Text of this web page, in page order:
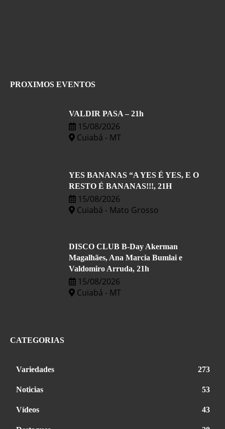
PROXIMOS EVENTOS
VALDIR PASA – 21h
15/08/2026
Cuiabá - MT
YES BANANAS “A YES É YES, E O
RESTO É BANANAS!!!, 21H
15/08/2026
Cuiabá - Mato Grosso
DISCO CLUB B-Day Akerman
Magalhães, Ana Marcia Bumlai e
Valdomiro Arruda, 21h
15/08/2026
Cuiabá - MT
CATEGORIAS
Variedades 273
Noticias 53
Vídeos 43